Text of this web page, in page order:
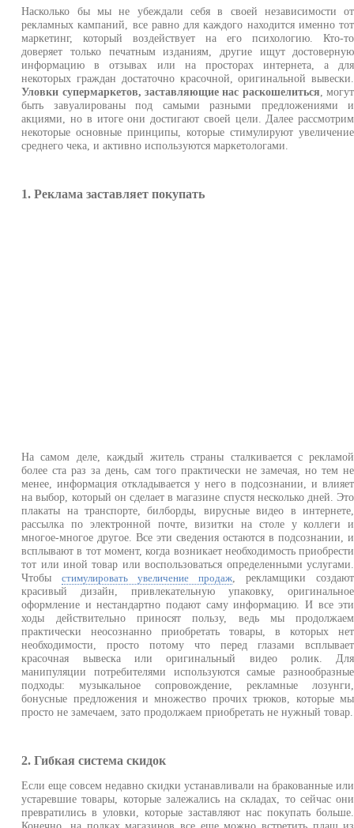
Насколько бы мы не убеждали себя в своей независимости от
рекламных кампаний, все равно для каждого находится именно тот
маркетинг, который воздействует на его психологию. Кто-то
доверяет только печатным изданиям, другие ищут достоверную
информацию в отзывах или на просторах интернета, а для
некоторых граждан достаточно красочной, оригинальной вывески.
Уловки супермаркетов, заставляющие нас раскошелиться , могут
быть завуалированы под самыми разными предложениями и
акциями, но в итоге они достигают своей цели. Далее рассмотрим
некоторые основные принципы, которые стимулируют увеличение
среднего чека, и активно используются маркетологами.
1. Реклама заставляет покупать
На самом деле, каждый житель страны сталкивается с рекламой
более ста раз за день, сам того практически не замечая, но тем не
менее, информация откладывается у него в подсознании, и влияет
на выбор, который он сделает в магазине спустя несколько дней. Это
плакаты на транспорте, билборды, вирусные видео в интернете,
рассылка по электронной почте, визитки на столе у коллеги и
многое-многое другое. Все эти сведения остаются в подсознании, и
всплывают в тот момент, когда возникает необходимость приобрести
тот или иной товар или воспользоваться определенными услугами.
Чтобыстимулировать увеличение продаж , рекламщики создают
красивый дизайн, привлекательную упаковку, оригинальное
оформление и нестандартно подают саму информацию. И все эти
ходы действительно приносят пользу, ведь мы продолжаем
практически неосознанно приобретать товары, в которых нет
необходимости, просто потому что перед глазами всплывает
красочная вывеска или оригинальный видео ролик. Для
манипуляции потребителями используются самые разнообразные
подходы: музыкальное сопровождение, рекламные лозунги,
бонусные предложения и множество прочих трюков, которые мы
просто не замечаем, зато продолжаем приобретать не нужный товар.
2. Гибкая система скидок
Если еще совсем недавно скидки устанавливали на бракованные или
устаревшие товары, которые залежались на складах, то сейчас они
превратились в уловки, которые заставляют нас покупать больше.
Конечно, на полках магазинов все еще можно встретить плащ из